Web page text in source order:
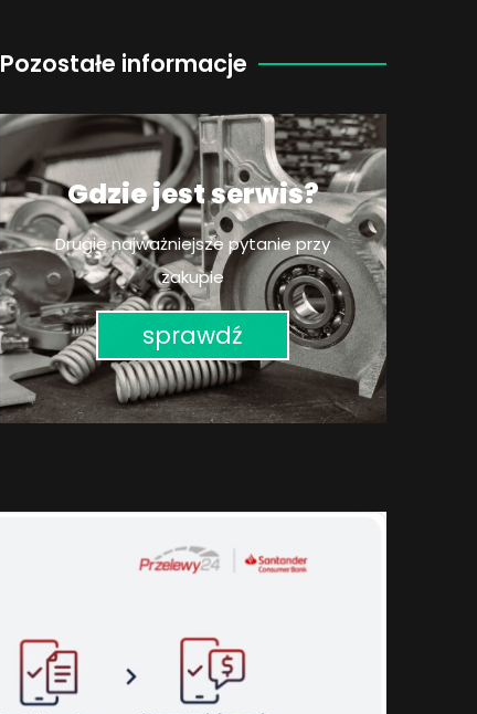
Pozostałe informacje
Gdzie jest serwis?
Drugie najważniejsze pytanie przy
zakupie
sprawdź